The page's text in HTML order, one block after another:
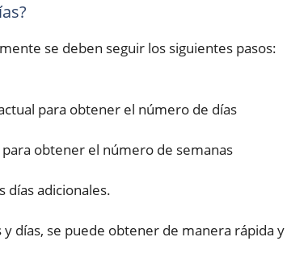
se deben seguir los siguientes pasos:
para obtener el número de días
obtener el número de semanas
días adicionales.
días, se puede obtener de manera rápida y